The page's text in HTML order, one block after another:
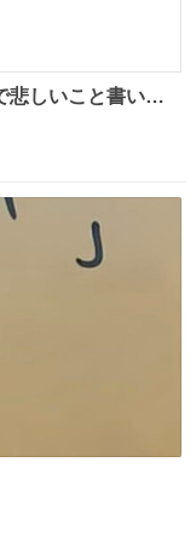
悲しいこと書いて